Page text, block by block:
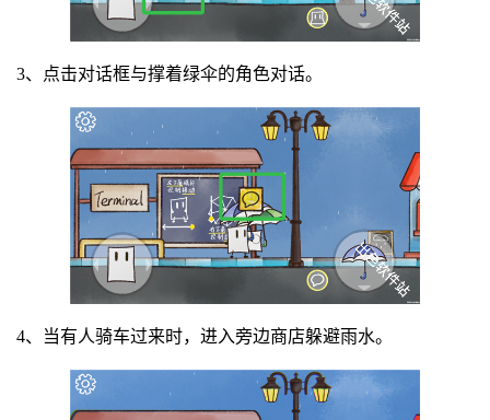
3、点击对话框与撑着绿伞的角色对话。
4、当有人骑车过来时，进入旁边商店躲避雨水。